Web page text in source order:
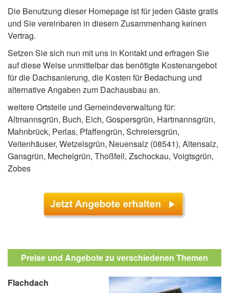
Die Benutzung dieser Homepage ist für jeden Gäste gratis
und Sie vereinbaren in diesem Zusammenhang keinen
Vertrag.
Setzen Sie sich nun mit uns in Kontakt und erfragen Sie
auf diese Weise unmittelbar das benötigte Kostenangebot
für die Dachsanierung, die Kosten für Bedachung und
alternative Angaben zum Dachausbau an.
weitere Ortsteile und Gemeindeverwaltung für:
Altmannsgrün, Buch, Eich, Gospersgrün, Hartmannsgrün,
Mahnbrück, Perlas, Pfaffengrün, Schreiersgrün,
Veitenhäuser, Wetzelsgrün, Neuensalz (08541), Altensalz,
Gansgrün, Mechelgrün, Thoßfell, Zschockau, Voigtsgrün,
Zobes
Preise und Angebote zu verschiedenen Themen
Flachdach